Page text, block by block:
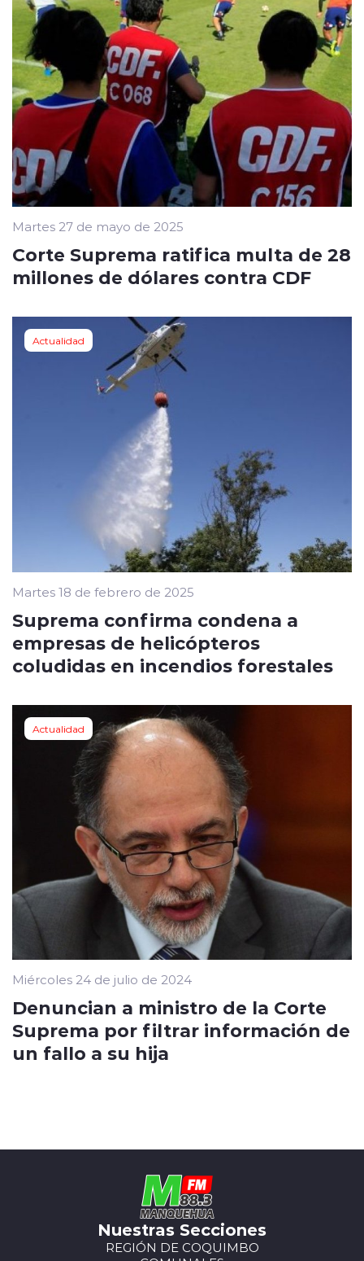
Martes 27 de mayo de 2025
Corte Suprema ratifica multa de 28
millones de dólares contra CDF
Actualidad
Martes 18 de febrero de 2025
Suprema confirma condena a
empresas de helicópteros
coludidas en incendios forestales
Actualidad
Miércoles 24 de julio de 2024
Denuncian a ministro de la Corte
Suprema por filtrar información de
un fallo a su hija
Nuestras Secciones
REGIÓN DE COQUIMBO